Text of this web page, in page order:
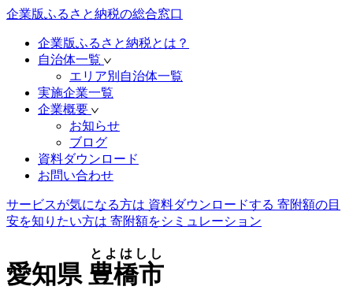
企業版ふるさと納税の総合窓口
企業版ふるさと納税とは？
自治体一覧
エリア別自治体一覧
実施企業一覧
企業概要
お知らせ
ブログ
資料ダウンロード
お問い合わせ
サービスが気になる方は 資料ダウンロードする 寄附額の目
安を知りたい方は 寄附額をシミュレーション
愛知県 豊橋市
とよはしし